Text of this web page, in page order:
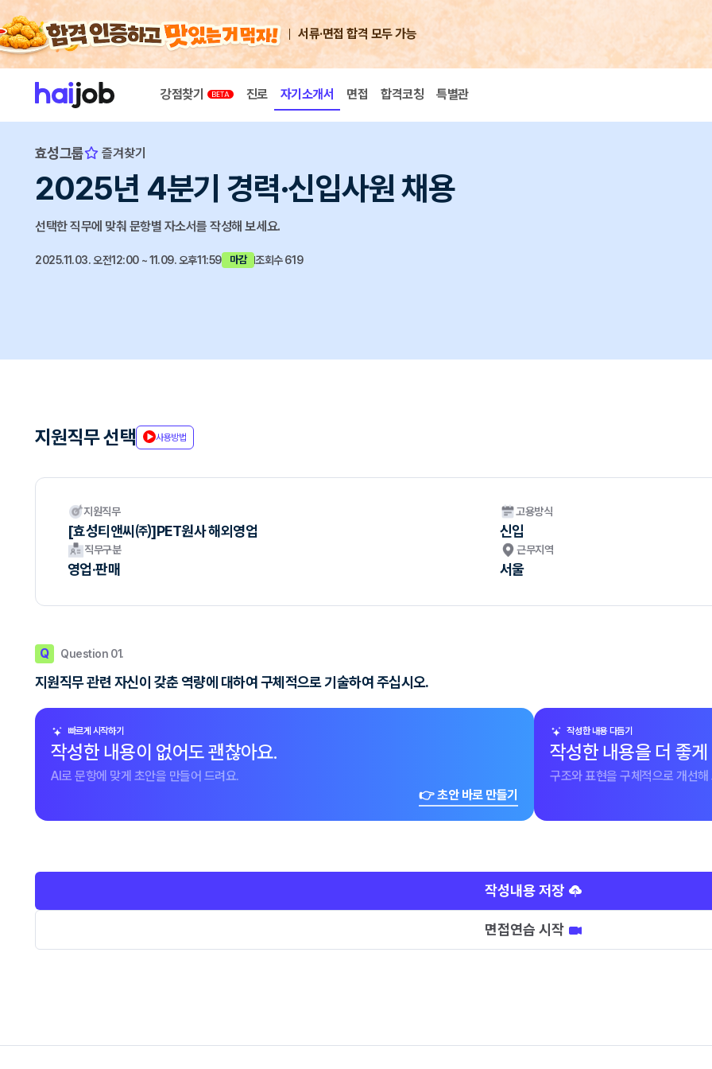
서류·면접 합격 모두 가능
강점찾기 진로 자기소개서 면접 합격코칭 특별관
효성그룹 즐겨찾기
2025년 4분기 경력·신입사원 채용
선택한 직무에 맞춰 문항별 자소서를 작성해 보세요.
2025.11.03. 오전12:00 ~ 11.09. 오후11:59 마감 조회수 619
지원직무 선택 사용방법
지원직무
[효성티앤씨㈜]PET원사 해외영업
고용방식
신입
직무구분
영업·판매
근무지역
서울
Q Question 01.
지원직무 관련 자신이 갖춘 역량에 대하여 구체적으로 기술하여 주십시오.
빠르게 시작하기
작성한 내용이 없어도 괜찮아요.
AI로 문항에 맞게 초안을 만들어 드려요.
👉 초안 바로 만들기
작성한 내용 다듬기
작성한 내용을 더 좋
구조와 표현을 구체적으로 개선해
작성내용 저장
면접연습 시작